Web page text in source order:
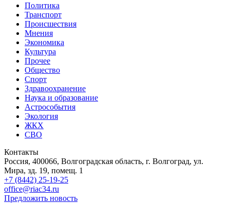
Политика
Транспорт
Происшествия
Мнения
Экономика
Культура
Прочее
Общество
Спорт
Здравоохранение
Наука и образование
Астрособытия
Экология
ЖКХ
СВО
Контакты
Россия, 400066, Волгоградская область, г. Волгоград, ул.
Мира, зд. 19, помещ. 1
+7 (8442) 25-19-25
office@riac34.ru
Предложить новость